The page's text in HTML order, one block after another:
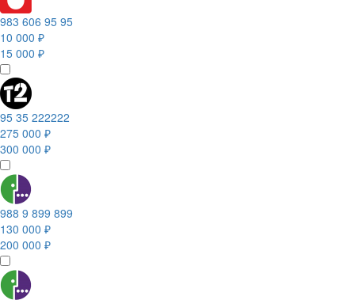
983 606 95 95
10 000 ₽
15 000 ₽
95 35 222222
275 000 ₽
300 000 ₽
988 9 899 899
130 000 ₽
200 000 ₽